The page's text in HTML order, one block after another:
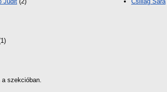
a szekcióban.